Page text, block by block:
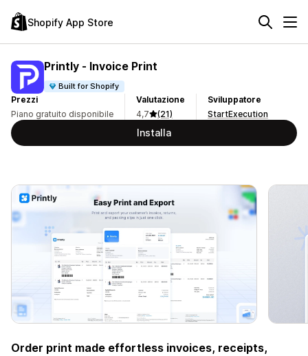
Shopify App Store
Printly ‑ Invoice Print
Built for Shopify
Prezzi
Piano gratuito disponibile
Valutazione
4,7
(21)
Sviluppatore
StartExecution
Installa
Order print made effortless invoices, receipts,